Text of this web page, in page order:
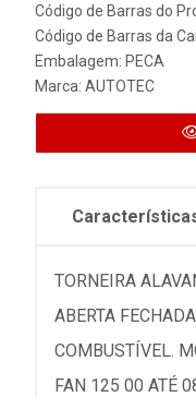
Código de Barras do
Código de Barras da
Embalagem: PECA
Marca: AUTOTEC
TORNEIRA
ABERTA
COMBUSTÍVEL.
FAN 125 00 ATÉ